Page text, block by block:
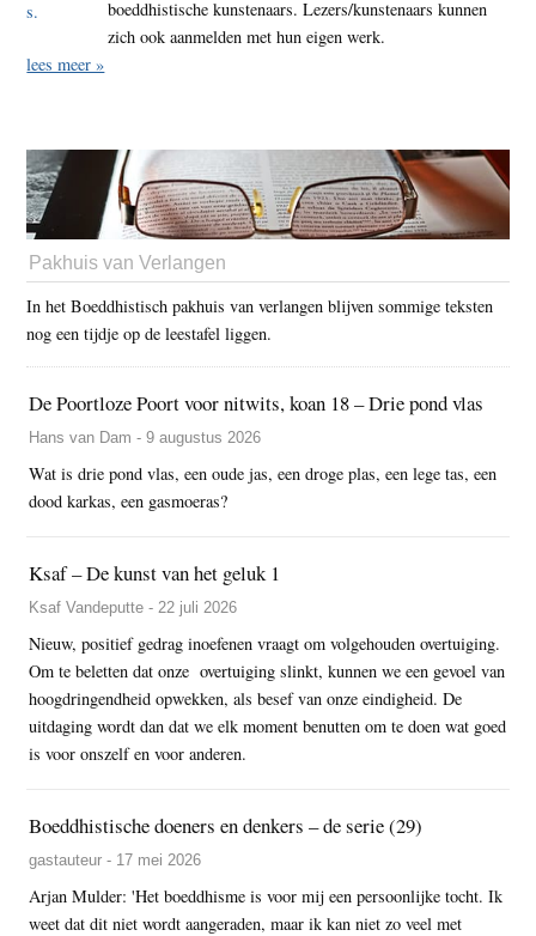
boeddhistische kunstenaars. Lezers/kunstenaars kunnen
zich ook aanmelden met hun eigen werk.
lees meer »
Pakhuis van Verlangen
In het Boeddhistisch pakhuis van verlangen blijven sommige teksten
nog een tijdje op de leestafel liggen.
De Poortloze Poort voor nitwits, koan 18 – Drie pond vlas
Hans van Dam - 9 augustus 2026
Wat is drie pond vlas, een oude jas, een droge plas, een lege tas, een
dood karkas, een gasmoeras?
Ksaf – De kunst van het geluk 1
Ksaf Vandeputte - 22 juli 2026
Nieuw, positief gedrag inoefenen vraagt om volgehouden overtuiging.
Om te beletten dat onze overtuiging slinkt, kunnen we een gevoel van
hoogdringendheid opwekken, als besef van onze eindigheid. De
uitdaging wordt dan dat we elk moment benutten om te doen wat goed
is voor onszelf en voor anderen.
Boeddhistische doeners en denkers – de serie (29)
gastauteur - 17 mei 2026
Arjan Mulder: 'Het boeddhisme is voor mij een persoonlijke tocht. Ik
weet dat dit niet wordt aangeraden, maar ik kan niet zo veel met